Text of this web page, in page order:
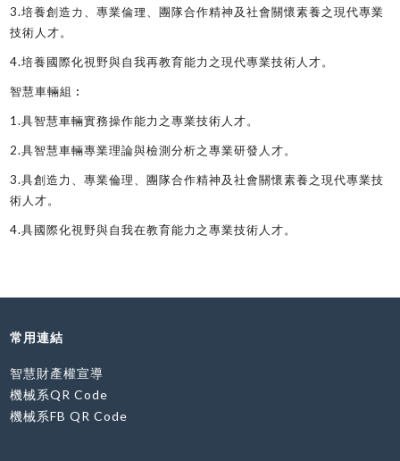
3.培養創造力、專業倫理、團隊合作精神及社會關懷素養之現代專業
技術人才。
4.培養國際化視野與自我再教育能力之現代專業技術人才。
智慧車輛組 ︰
1.具智慧車輛實務操作能力之專業技術人才。
2.具智慧車輛專業理論與檢測分析之專業研發人才。
3.具創造力 、專業倫理、團隊合作精神及社會關懷素養之現代專業技
術人才。
4.具國際化視野與自我在教育能力之專業技術人才。
常用連結
智慧財產權宣導
機械系QR Code
機械系FB QR Code